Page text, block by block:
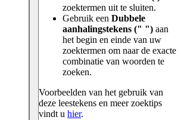
zoektermen uit te sluiten.
Gebruik een Dubbele
aanhalingstekens (" ") aan
het begin en einde van uw
zoektermen om naar de exacte
combinatie van woorden te
zoeken.
Voorbeelden van het gebruik van
deze leestekens en meer zoektips
vindt u hier.